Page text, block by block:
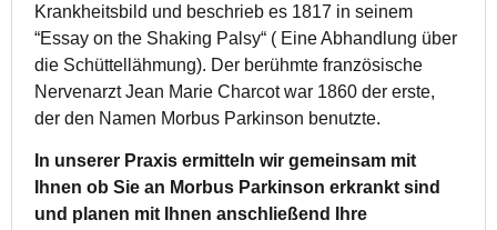
Krankheitsbild und beschrieb es 1817 in seinem
“Essay on the Shaking Palsy“ ( Eine Abhandlung über
die Schüttellähmung). Der berühmte französische
Nervenarzt Jean Marie Charcot war 1860 der erste,
der den Namen Morbus Parkinson benutzte.
In unserer Praxis ermitteln wir gemeinsam mit
Ihnen ob Sie an Morbus Parkinson erkrankt sind
und planen mit Ihnen anschließend Ihre